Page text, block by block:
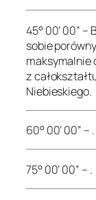
45° 00’ 00”
sobie
maksymalnie
z
Niebieskiego.
60° 00’ 00” – .
75° 00’ 00” – .